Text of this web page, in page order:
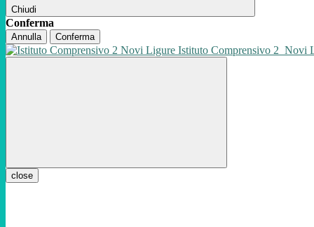
Chiudi
Conferma
Annulla Conferma
Istituto Comprensivo 2 Novi
close